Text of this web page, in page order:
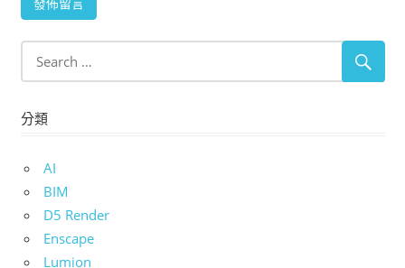
分類
AI
BIM
D5 Render
Enscape
Lumion